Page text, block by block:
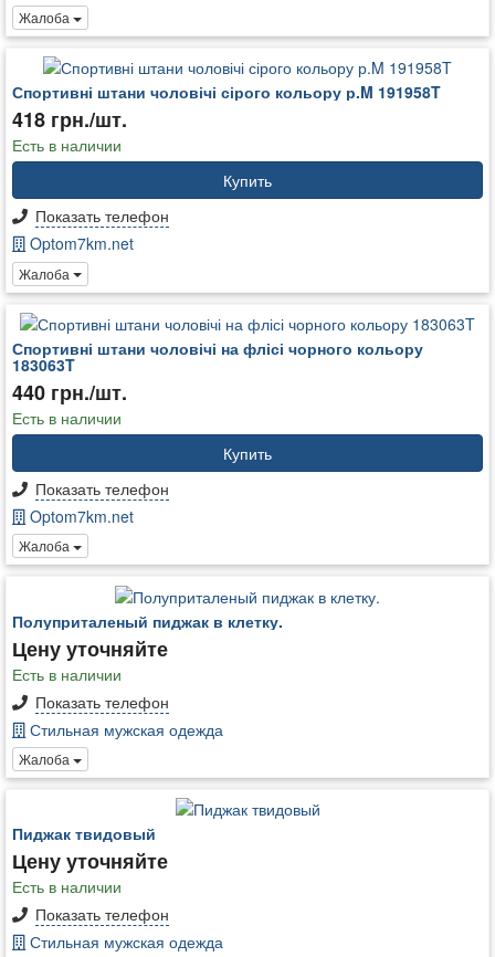
Жалоба
Спортивні штани чоловічі сірого кольору р.M 191958T
418 грн./шт.
Есть в наличии
Купить
Показать телефон
Optom7km.net
Жалоба
Спортивні штани чоловічі на флісі чорного кольору
183063T
440 грн./шт.
Есть в наличии
Купить
Показать телефон
Optom7km.net
Жалоба
Полуприталеный пиджак в клетку.
Цену уточняйте
Есть в наличии
Показать телефон
Стильная мужская одежда
Жалоба
Пиджак твидовый
Цену уточняйте
Есть в наличии
Показать телефон
Стильная мужская одежда